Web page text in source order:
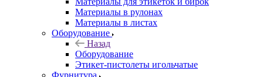
Материалы в рулонах
Материалы в листах
Оборудование
Назад
Оборудование
Этикет-пистолеты игольчатые
Фурнитура